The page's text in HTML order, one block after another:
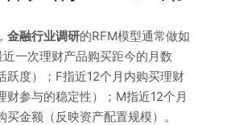
金融行业调研的RFM模型通常做如
一次理财产品购买距今的月数
跃度）；F指近12个月内购买理财
财参与的稳定性）；M指近12个月
金额（反映资产配置规模）。